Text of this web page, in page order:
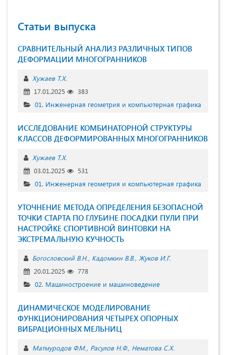
Статьи выпуска
СРАВНИТЕЛЬНЫЙ АНАЛИЗ РАЗЛИЧНЫХ ТИПОВ
ДЕФОРМАЦИИ МНОГОГРАННИКОВ
Хужаев Т.Х.
17.01.2025
383
01. Инженерная геометрия и компьютерная графика
ИССЛЕДОВАНИЕ КОМБИНАТОРНОЙ СТРУКТУРЫ
КЛАССОВ ДЕФОРМИРОВАННЫХ МНОГОГРАННИКОВ
Хужаев Т.Х.
03.01.2025
531
01. Инженерная геометрия и компьютерная графика
УТОЧНЕНИЕ МЕТОДА ОПРЕДЕЛЕНИЯ БЕЗОПАСНОЙ
ТОЧКИ СТАРТА ПО ГЛУБИНЕ ПОСАДКИ ПУЛИ ПРИ
НАСТРОЙКЕ СПОРТИВНОЙ ВИНТОВКИ НА
ЭКСТРЕМАЛЬНУЮ КУЧНОСТЬ
Богословский В.Н. Кадомкин В.В. Жуков И.Г.
20.01.2025
778
02. Машиностроение и машиноведение
ДИНАМИЧЕСКОЕ МОДЕЛИРОВАНИЕ
ФУНКЦИОНИРОВАНИЯ ЧЕТЫРЕХ ОПОРНЫХ
ВИБРАЦИОННЫХ МЕЛЬНИЦ
Матмуродов Ф.М. Расулов Н.Ф. Нематова С.Х.